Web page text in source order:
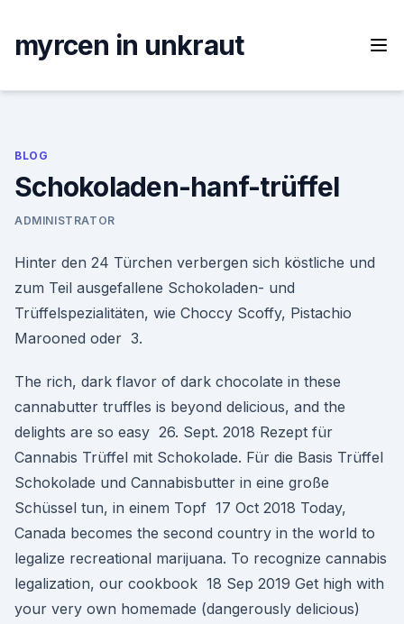
content
myrcen in unkraut
BLOG
Schokoladen-hanf-trüffel
ADMINISTRATOR
Hinter den 24 Türchen verbergen sich köstliche und
zum Teil ausgefallene Schokoladen- und
Trüffelspezialitäten, wie Choccy Scoffy, Pistachio
Marooned oder 3.
The rich, dark flavor of dark chocolate in these
cannabutter truffles is beyond delicious, and the
delights are so easy 26. Sept. 2018 Rezept für
Cannabis Trüffel mit Schokolade. Für die Basis Trüffel
Schokolade und Cannabisbutter in eine große
Schüssel tun, in einem Topf 17 Oct 2018 Today,
Canada becomes the second country in the world to
legalize recreational marijuana. To recognize cannabis
legalization, our cookbook 18 Sep 2019 Get high with
your very own homemade (dangerously delicious)